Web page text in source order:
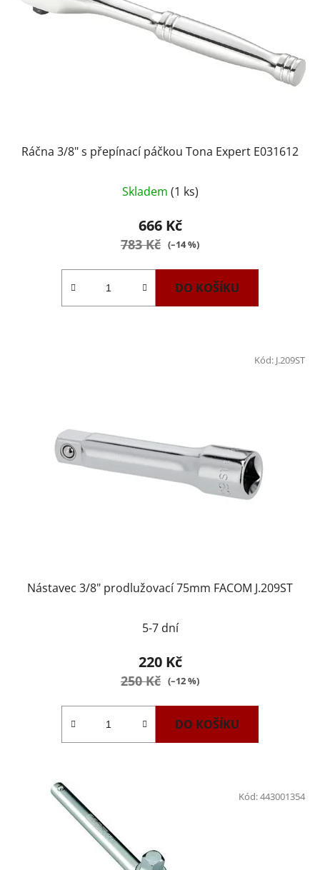
Ráčna 3/8" s přepínací páčkou Tona Expert E031612
Skladem (1 ks)
666 Kč
783 Kč (–14 %)
DO KOŠÍKU
Nástavec 3/8" prodlužovací 75mm FACOM J.209ST
5-7 dní
220 Kč
250 Kč (–12 %)
DO KOŠÍKU
Kód: J.209ST
Kód:443001354